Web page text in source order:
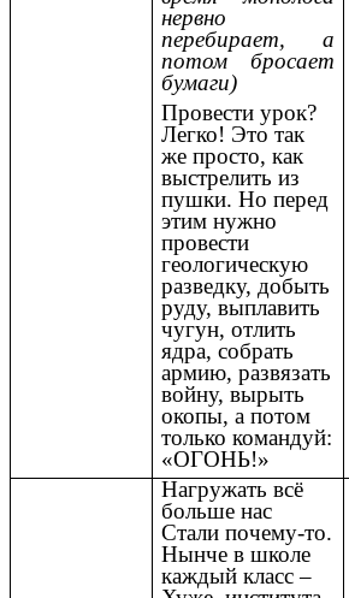
нервно
перебирает, а
потом бросает
бумаги)
Провести урок?
Легко! Это так
же просто, как
выстрелить из
пушки. Но перед
этим нужно
провести
геологическую
разведку, добыть
руду, выплавить
чугун, отлить
ядра, собрать
армию, развязать
войну, вырыть
окопы, а потом
только командуй:
«ОГОНЬ!»
Нагружать всё
больше нас
Стали почему-то.
Нынче в школе
каждый класс –